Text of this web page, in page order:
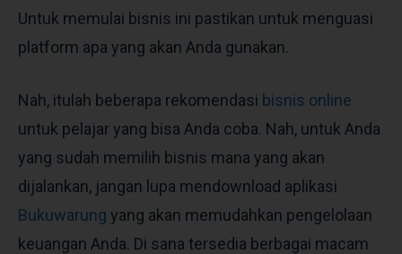
Untuk memulai bisnis ini pastikan untuk menguasi
platform apa yang akan Anda gunakan.
Nah, itulah beberapa rekomendasi bisnis online
untuk pelajar yang bisa Anda coba. Nah, untuk Anda
yang sudah memilih bisnis mana yang akan
dijalankan, jangan lupa mendownload aplikasi
Bukuwarung yang akan memudahkan pengelolaan
keuangan Anda. Di sana tersedia berbagai macam